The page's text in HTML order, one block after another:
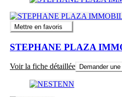
Mettre en favoris
STEPHANE PLAZA
Voir la fiche détaillée Demander